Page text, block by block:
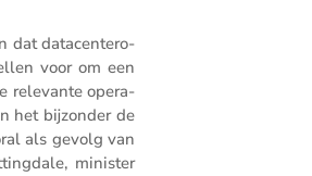
dat datacen­ter­o­
voor om een
relevante opera­
het bijzonder de
als gevolg van
minister